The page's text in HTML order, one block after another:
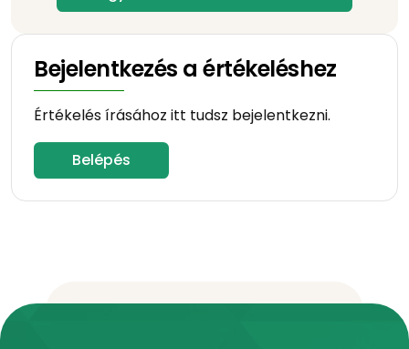
Bejelentkezés a értékeléshez
Értékelés írásához itt tudsz bejelentkezni.
Belépés